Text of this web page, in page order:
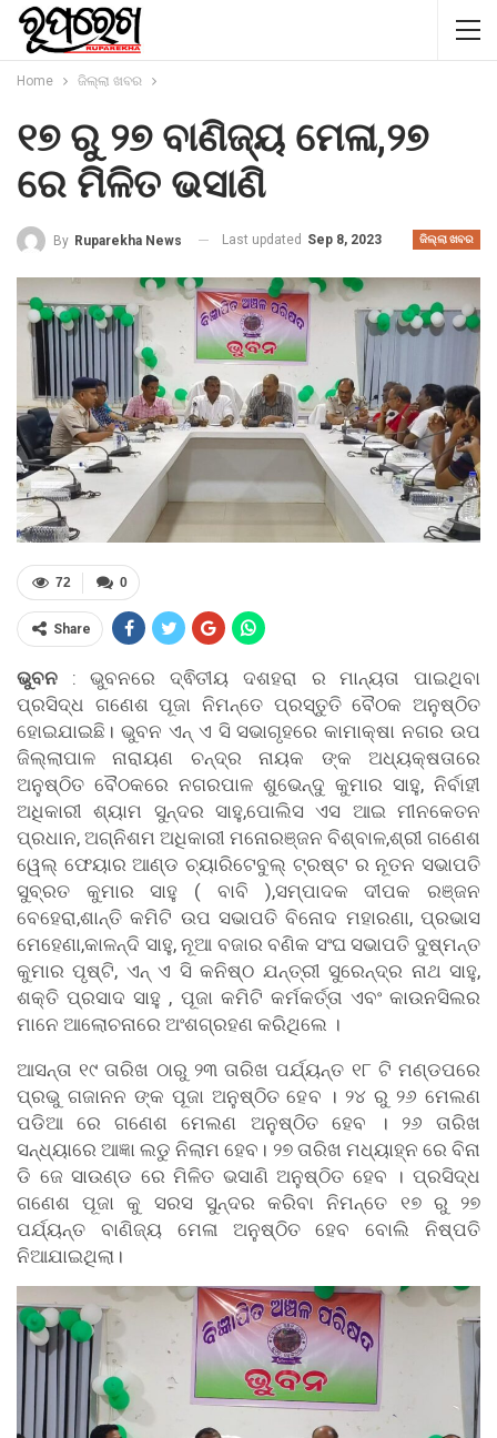
Home ଜିଲ୍ଲା ଖବର
୧୭ ରୁ ୨୭ ବାଣିଜ୍ୟ ମେଳା,୨୭
ରେ ମିଳିତ ଭସାଣି
ଜିଲ୍ଲା ଖବର
By Ruparekha News Last updated Sep 8, 2023
0
72
Share
ଭୁବନ : ଭୁବନରେ ଦ୍ଵିତୀୟ ଦଶହରା ର ମାନ୍ୟତା ପାଇଥିବା
ପ୍ରସିଦ୍ଧ ଗଣେଶ ପୂଜା ନିମନ୍ତେ ପ୍ରସ୍ତୁତି ବୈଠକ ଅନୁଷ୍ଠିତ
ହୋଇଯାଇଛି। ଭୁବନ ଏନ୍ ଏ ସି ସଭାଗୃହରେ କାମାକ୍ଷା ନଗର ଉପ
ଜିଲ୍ଲାପାଳ ନାରାୟଣ ଚନ୍ଦ୍ର ନାୟକ ଙ୍କ ଅଧ୍ୟକ୍ଷତାରେ
ଅନୁଷ୍ଠିତ ବୈଠକରେ ନଗରପାଳ ଶୁଭେନ୍ଦୁ କୁମାର ସାହୁ, ନିର୍ବାହୀ
ଅଧିକାରୀ ଶ୍ୟାମ ସୁନ୍ଦର ସାହୁ,ପୋଲିସ ଏସ ଆଇ ମୀନକେତନ
ପ୍ରଧାନ, ଅଗ୍ନିଶମ ଅଧିକାରୀ ମନୋରଞ୍ଜନ ବିଶ୍ବାଳ,ଶ୍ରୀ ଗଣେଶ
ୱେଲ୍ ଫେୟାର ଆଣ୍ଡ ଚ୍ୟାରିଟେବୁଲ୍ ଟ୍ରଷ୍ଟ ର ନୂତନ ସଭାପତି
ସୁବ୍ରତ କୁମାର ସାହୁ ( ବାବି ),ସମ୍ପାଦକ ଦୀପକ ରଞ୍ଜନ
ବେହେରା,ଶାନ୍ତି କମିଟି ଉପ ସଭାପତି ବିନୋଦ ମହାରଣା, ପ୍ରଭାସ
ମେହେଣା,କାଳନ୍ଦି ସାହୁ, ନୂଆ ବଜାର ବଣିକ ସଂଘ ସଭାପତି ଦୁଷ୍ମନ୍ତ
କୁମାର ପୃଷ୍ଟି, ଏନ୍ ଏ ସି କନିଷ୍ଠ ଯନ୍ତ୍ରୀ ସୁରେନ୍ଦ୍ର ନାଥ ସାହୁ,
ଶକ୍ତି ପ୍ରସାଦ ସାହୁ , ପୂଜା କମିଟି କର୍ମକର୍ତ୍ତା ଏବଂ କାଉନସିଲର
ମାନେ ଆଲୋଚନାରେ ଅଂଶଗ୍ରହଣ କରିଥିଲେ ।
ଆସନ୍ତା ୧୯ ତାରିଖ ଠାରୁ ୨୩ ତାରିଖ ପର୍ଯ୍ୟନ୍ତ ୧୮ ଟି ମଣ୍ଡପରେ
ପ୍ରଭୁ ଗଜାନନ ଙ୍କ ପୂଜା ଅନୁଷ୍ଠିତ ହେବ । ୨୪ ରୁ ୨୬ ମେଲଣ
ପଡିଆ ରେ ଗଣେଶ ମେଲଣ ଅନୁଷ୍ଠିତ ହେବ । ୨୬ ତାରିଖ
ସନ୍ଧ୍ୟାରେ ଆଜ୍ଞା ଲଡୁ ନିଲାମ ହେବ। ୨୭ ତାରିଖ ମଧ୍ୟାହ୍ନ ରେ ବିନା
ଡି ଜେ ସାଉଣ୍ଡ ରେ ମିଳିତ ଭସାଣି ଅନୁଷ୍ଠିତ ହେବ । ପ୍ରସିଦ୍ଧ
ଗଣେଶ ପୂଜା କୁ ସରସ ସୁନ୍ଦର କରିବା ନିମନ୍ତେ ୧୭ ରୁ ୨୭
ପର୍ଯ୍ୟନ୍ତ ବାଣିଜ୍ୟ ମେଳା ଅନୁଷ୍ଠିତ ହେବ ବୋଲି ନିଷ୍ପତି
ନିଆଯାଇଥିଲା।